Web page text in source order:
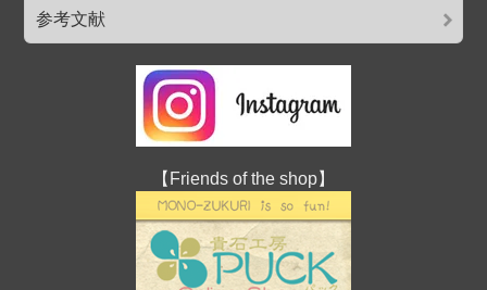
参考文献
【Friends of the shop】